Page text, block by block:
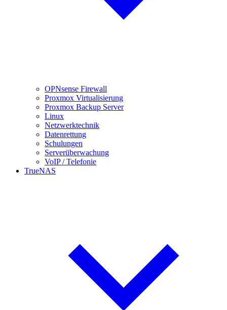
OPNsense Firewall
Proxmox Virtualisierung
Proxmox Backup Server
Linux
Netzwerktechnik
Datenrettung
Schulungen
Serverüberwachung
VoIP / Telefonie
TrueNAS